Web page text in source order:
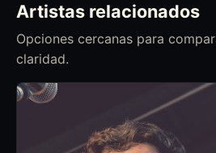
Artistas relacionados
Opciones cercanas para
claridad.